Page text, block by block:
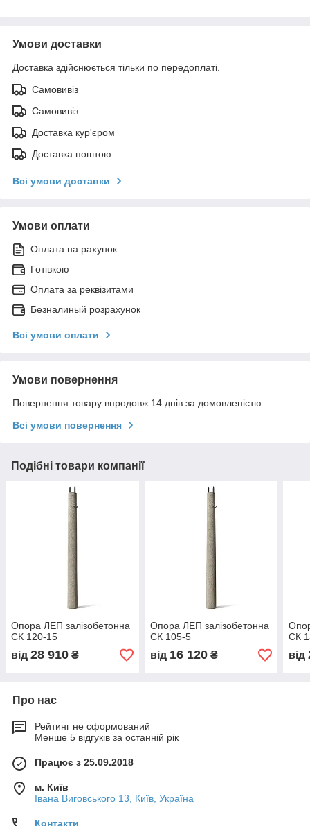
Умови доставки
Доставка здійснюється тільки по передоплаті.
Самовивіз
Самовивіз
Доставка кур'єром
Доставка поштою
Всі умови доставки
Умови оплати
Оплата на рахунок
Готівкою
Оплата за реквізитами
Безналиный розрахунок
Всі умови оплати
Умови повернення
Повернення товару впродовж 14 днів за домовленістю
Всі умови повернення
Подібні товари компанії
Опора ЛЕП залізобетонна
СК 120-15
від 28 910 ₴
Опора ЛЕП залізобетонна
СК 105-5
від 16 120₴
СК
від
Про нас
Рейтинг не сформований
Менше 5 відгуків за останній рік
Працює з 25.09.2018
м. Київ
Івана Виговського 13, Київ, Україна
Контакти